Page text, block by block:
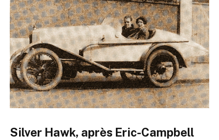
Silver Hawk, après Eric-Campbell